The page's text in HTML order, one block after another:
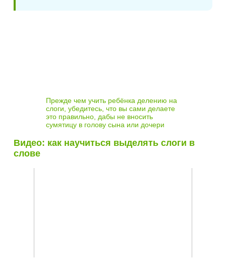
Прежде чем учить ребёнка делению на
слоги, убедитесь, что вы сами делаете
это правильно, дабы не вносить
сумятицу в голову сына или дочери
Видео: как научиться выделять слоги в
слове